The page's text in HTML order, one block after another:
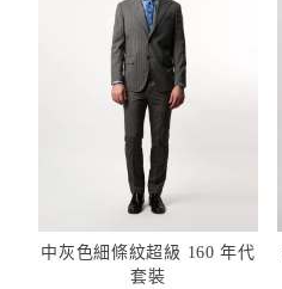
中灰色細條紋超級 160 年代
套裝